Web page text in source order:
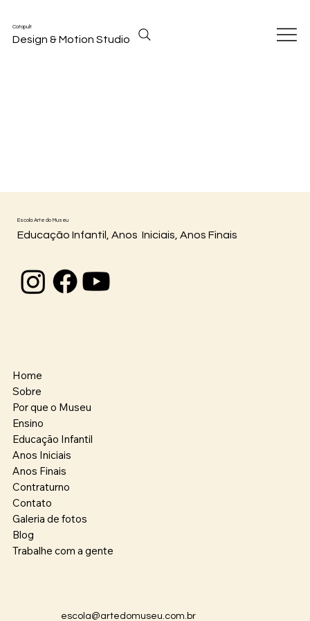
Catapult
Design & Motion Studio
Escola Arte do Museu
Educação Infantil, Anos Iniciais, Anos Finais
Home
Sobre
Por que o Museu
Ensino
Educação Infantil
Anos Iniciais
Anos Finais
Contraturno
Contato
Galeria de fotos
Blog
Trabalhe com a gente
escola@artedomuseu.com.br